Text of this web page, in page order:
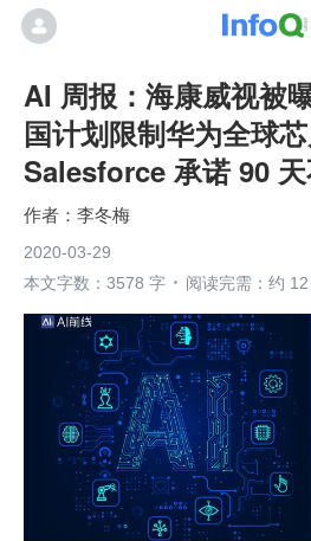
AI 周报：海康威视被
国计划限制华为全球
Salesforce 承诺 90
李冬梅
2020-03-29
本文字数：3578 字
阅读完需：约